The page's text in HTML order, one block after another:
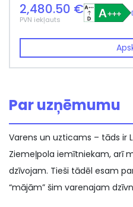
2,480.50 €
PVN iekļauts
Par uzņēmumu
Varens un uzticams – tāds ir
Ziemeļpola iemītniekam, arī
dzīvojam. Tieši tādēl esam
“mājām” šim varenajam